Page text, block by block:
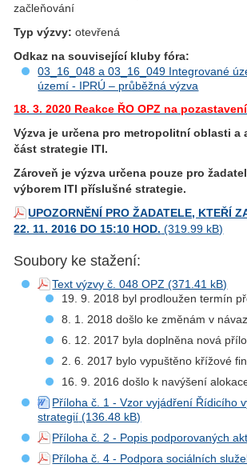
začleňování
Typ výzvy: otevřená
Odkaz na související kluby fóra:
03_16_048 a 03_16_049 Integrované
území - IPRÚ – průběžná výzva
18. 3. 2020 Reakce ŘO OPZ na
Výzva je určena pro metropolitní oblasti a
část strategie ITI.
Zároveň jevýzva určena pouze pro
výborem ITI příslušné strategie.
UPOZORNĚNÍ PRO ŽADATELE, KTEŘÍ
22. 11. 2016 DO 15:10 HOD.
Soubory ke stažení:
Text výzvy č. 048 OPZ
19. 9. 2018 byl prodloužen termín
8. 1. 2018 došlo ke změnám v
6. 12. 2017 byla doplněna nová
2. 6. 2017 bylo vypuštěno křížové
16. 9. 2016 došlo k navýšení
Příloha č. 1 - Vzor vyjádření Řídicího
strategií
Příloha č. 2 - Popis podporovaných
Příloha č. 4 - Podpora sociálních